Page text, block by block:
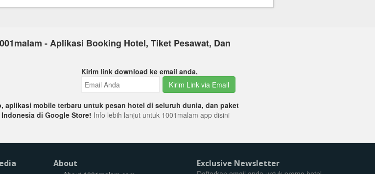
- Aplikasi Booking Hotel, Tiket Pesawat, Dan
Kirim link download ke email anda,
Kirim Link via Email
aplikasi mobile terbaru untuk pesan hotel di seluruh dunia, dan paket
di Google Store! Info lebih lanjut untuk 1001malam app disini
About Exclusive Newsletter